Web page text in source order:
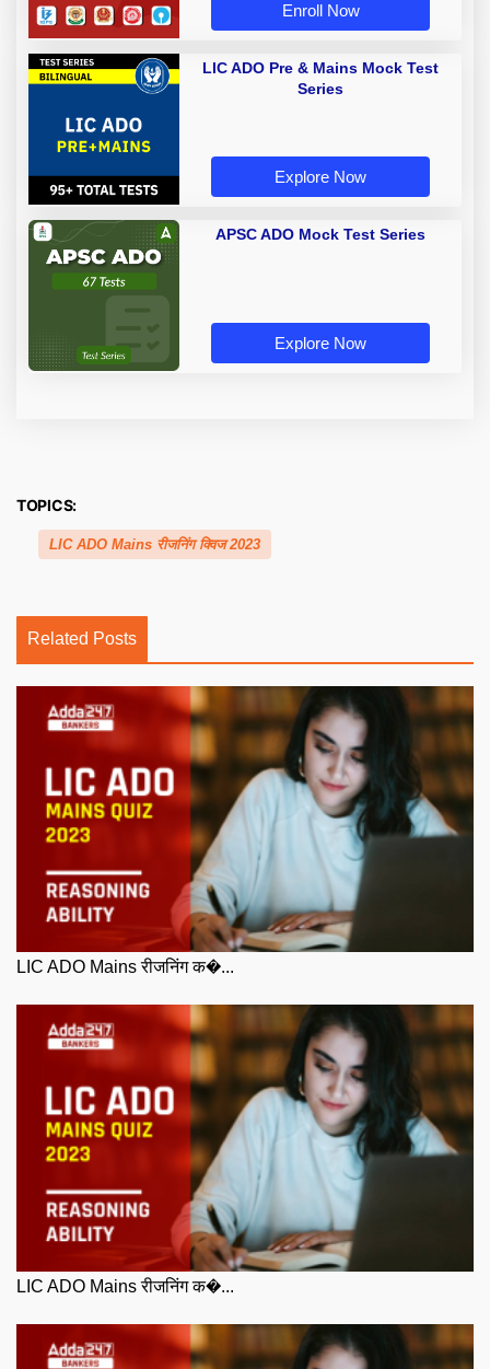
Enroll Now
LIC ADO Pre & Mains Mock Test
Series
Explore Now
APSC ADO Mock Test Series
Explore Now
TOPICS:
LIC ADO Mains रीजनिंग क्विज 2023
Related Posts
LIC ADO Mains रीजनिंग क�...
LIC ADO Mains रीजनिंग क�...